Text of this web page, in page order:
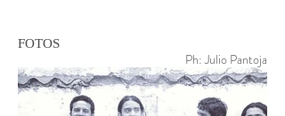
FOTOS
Ph: Julio Pantoja